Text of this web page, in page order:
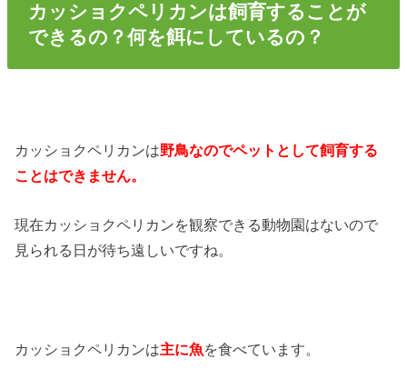
カッショクペリカンは飼育することが
できるの？何を餌にしているの？
カッショクペリカンは野鳥なのでペットとして飼育する
ことはできません。
現在カッショクペリカンを観察できる動物園はないので
見られる日が待ち遠しいですね。
カッショクペリカンは主に魚を食べています。